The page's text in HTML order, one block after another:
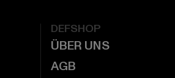
DEFSHOP
ÜBER UNS
AGB